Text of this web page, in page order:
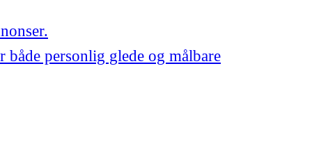
personlig glede og målbare